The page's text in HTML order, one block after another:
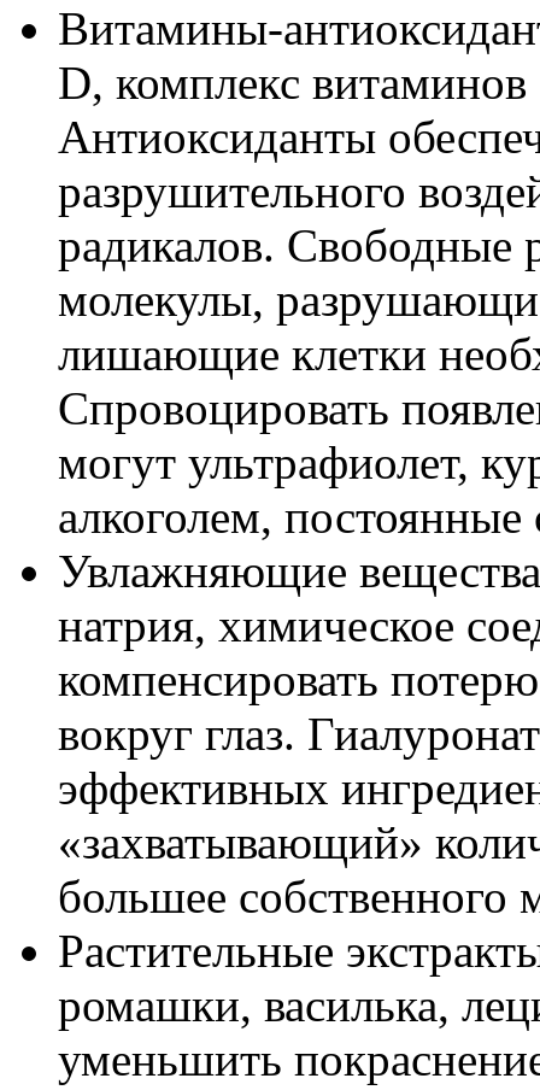
Витамины-
D, комплекс витаминов
Антиоксиданты
разрушительного
радикалов. Свободные
молекулы,
лишающие клетки
Спровоцировать
могут ультрафиолет,
алкоголем, постоянные
Увлажняющие
натрия, химическое
компенсировать
вокруг глаз.
эффективных
«захватывающий»
большее собственного
Растительные
ромашки, василька,
уменьшить